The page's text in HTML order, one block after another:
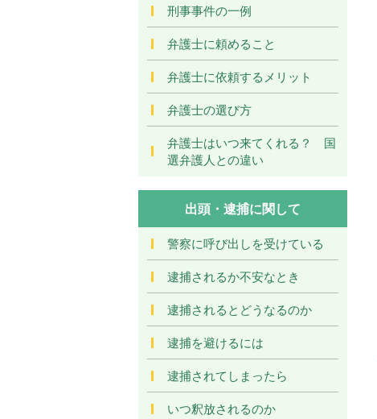
刑事事件の一例
弁護士に頼めること
弁護士に依頼するメリット
弁護士の選び方
弁護士はいつ来てくれる？ 国
選弁護人との違い
出頭・逮捕に関して
警察に呼び出しを受けている
逮捕されるか不安なとき
逮捕されるとどうなるのか
逮捕を避けるには
逮捕されてしまったら
いつ釈放されるのか